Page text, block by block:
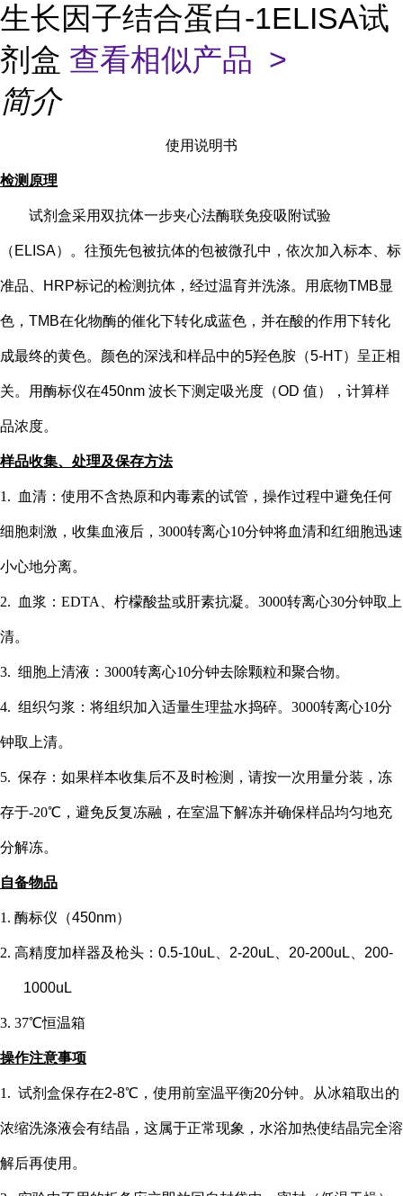
生长因子结合蛋白-1ELISA试
剂盒 查看相似产品 >
简介
使用说明书
检测原理
试剂盒采用双抗体一步夹心法酶联免疫吸附试验
（ ELISA）。往预先包被抗体的包被微孔中，依次加入标本、标
准品、HRP标记的检测抗体，经过温育并洗涤。用底物TMB显
色，TMB在化物酶的催化下转化成蓝色，并在酸的作用下转化
成最终的黄色。颜色的深浅和样品中的5羟色胺（5-HT） 呈正相
关。用酶标仪在450nm 波长下测定吸光度（OD 值），计算样
品浓度。
样品收集、处理及保存方法
1. 血清：使用不含热原和内毒素的试管，操作过程中避免任何
细胞刺激，收集血液后，3000转离心10分钟将血清和红细胞迅速
小心地分离。
2. 血浆：EDTA、柠檬酸盐或肝素抗凝。3000转离心30分钟取上
清。
3. 细胞上清液：3000转离心10分钟去除颗粒和聚合物。
4. 组织匀浆：将组织加入适量生理盐水捣碎。3000转离心10分
钟取上清。
5. 保存：如果样本收集后不及时检测，请按一次用量分装，冻
存于-20℃，避免反复冻融，在室温下解冻并确保样品均匀地充
分解冻。
自备物品
1. 酶标仪（450nm）
2. 高精度加样器及枪头： 0.5-10uL、2-20uL、20-200uL、200-
1000uL
3. 37℃恒温箱
操作注意事项
1. 试剂盒保存在2-8℃，使用前室温平衡20分钟。从冰箱取出的
浓缩洗涤液会有结晶，这属于正常现象，水浴加热使结晶完全溶
解后再使用。